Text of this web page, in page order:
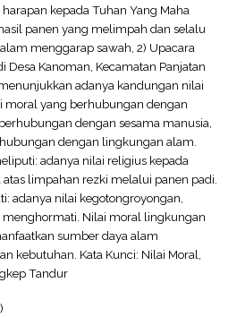
kepada Tuhan Yang Maha
panen yang melimpah dan selalu
menggarap sawah, 2) Upacara
Desa Kanoman, Kecamatan Panjatan
adanya kandungan nilai
yang berhubungan dengan
dengan sesama manusia,
dengan lingkungan alam.
adanya nilai religius kepada
atas limpahan rezki melalui panen padi.
adanya nilai kegotongroyongan,
Nilai moral lingkungan
sumber daya alam
kebutuhan. Kata Kunci: Nilai Moral,
Tandur